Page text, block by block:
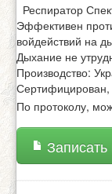
Респиратор
Эффективен
войдействий на
Дыхание не
Производство:
Сертифицирован,
По протоколу,